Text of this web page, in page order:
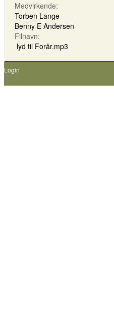
Medvirkende:
Torben Lange
Benny E Andersen
Filnavn:
lyd til Forår.mp3
Login